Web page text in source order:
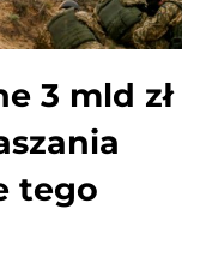
3 mld zł
tego